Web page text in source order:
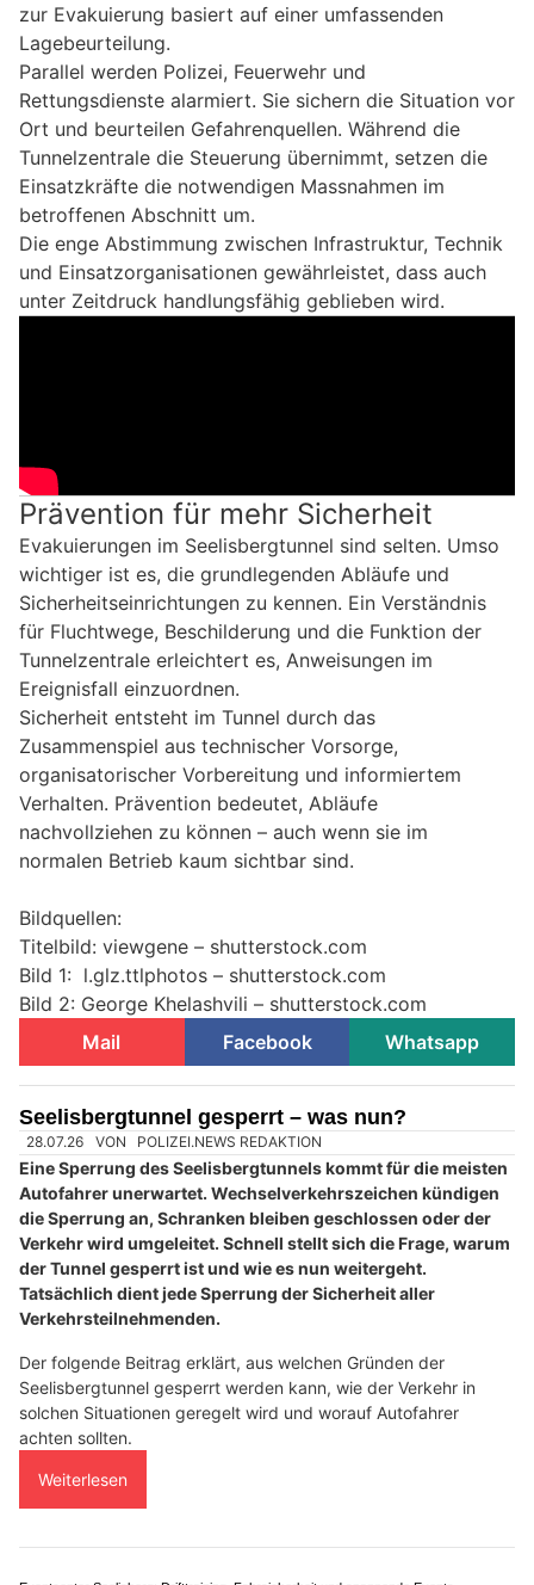
zur Evakuierung basiert auf einer umfassenden
Lagebeurteilung.
Parallel werden Polizei, Feuerwehr und
Rettungsdienste alarmiert. Sie sichern die Situation vor
Ort und beurteilen Gefahrenquellen. Während die
Tunnelzentrale die Steuerung übernimmt, setzen die
Einsatzkräfte die notwendigen Massnahmen im
betroffenen Abschnitt um.
Die enge Abstimmung zwischen Infrastruktur, Technik
und Einsatzorganisationen gewährleistet, dass auch
unter Zeitdruck handlungsfähig geblieben wird.
Prävention für mehr Sicherheit
Evakuierungen im Seelisbergtunnel sind selten. Umso
wichtiger ist es, die grundlegenden Abläufe und
Sicherheitseinrichtungen zu kennen. Ein Verständnis
für Fluchtwege, Beschilderung und die Funktion der
Tunnelzentrale erleichtert es, Anweisungen im
Ereignisfall einzuordnen.
Sicherheit entsteht im Tunnel durch das
Zusammenspiel aus technischer Vorsorge,
organisatorischer Vorbereitung und informiertem
Verhalten. Prävention bedeutet, Abläufe
nachvollziehen zu können – auch wenn sie im
normalen Betrieb kaum sichtbar sind.
Bildquellen:
Titelbild: viewgene – shutterstock.com
Bild 1: l.glz.ttlphotos – shutterstock.com
Bild 2: George Khelashvili – shutterstock.com
Mail
Facebook Whatsapp
Seelisbergtunnel gesperrt – was nun?
28.07.26 VON
die Sperrung an, Schranken bleiben geschlossen oder der